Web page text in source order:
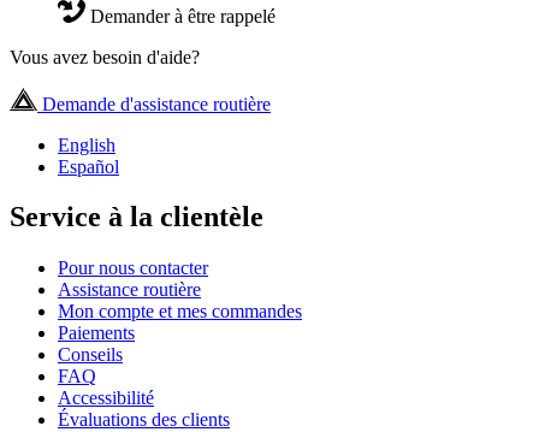
Demander à être rappelé
Vous avez besoin d'aide?
Demande d'assistance routière
English
Español
Service à la clientèle
Pour nous contacter
Assistance routière
Mon compte et mes commandes
Paiements
Conseils
FAQ
Accessibilité
Évaluations des clients